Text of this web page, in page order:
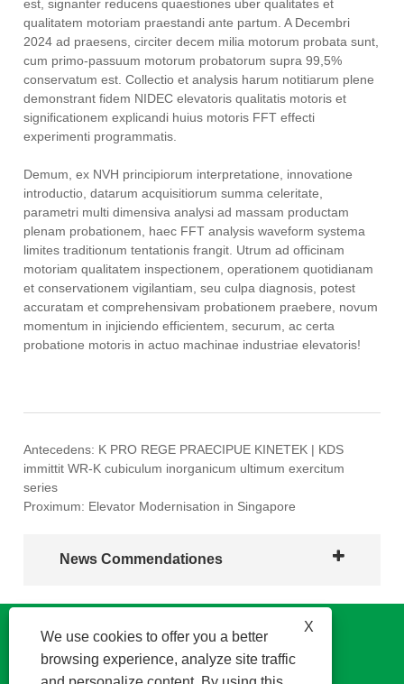
est, signanter reducens quaestiones uber qualitates et
qualitatem motoriam praestandi ante partum. A Decembri
2024 ad praesens, circiter decem milia motorum probata sunt,
cum primo-passuum motorum probatorum supra 99,5%
conservatum est. Collectio et analysis harum notitiarum plene
demonstrant fidem NIDEC elevatoris qualitatis motoris et
significationem explicandi huius motoris FFT effecti
experimenti programmatis.
Demum, ex NVH principiorum interpretatione, innovatione
introductio, datarum acquisitiorum summa celeritate,
parametri multi dimensiva analysi ad massam productam
plenam probationem, haec FFT analysis waveform systema
limites traditionum tentationis frangit. Utrum ad officinam
motoriam qualitatem inspectionem, operationem quotidianam
et conservationem vigilantiam, seu culpa diagnosis, potest
accuratam et comprehensivam probationem praebere, novum
momentum in injiciendo efficientem, securum, ac certa
probatione motoris in actuo machinae industriae elevatoris!
Antecedens: K PRO REGE PRAECIPUE KINETEK | KDS
immittit WR-K cubiculum inorganicum ultimum exercitum
series
Proximum: Elevator Modernisation in Singapore
News Commendationes
X
We use cookies to offer you a better
browsing experience, analyze site traffic